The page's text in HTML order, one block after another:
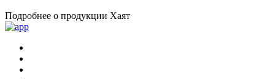
Подробнее о продукции Хаят